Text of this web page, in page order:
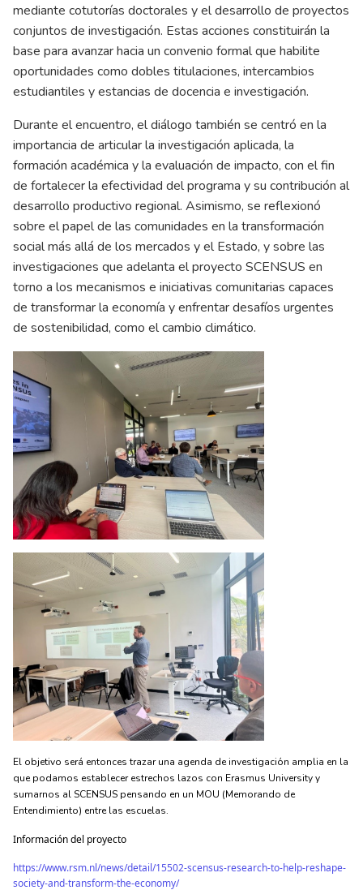
mediante cotutorías doctorales y el desarrollo de proyectos
conjuntos de investigación. Estas acciones constituirán la
base para avanzar hacia un convenio formal que habilite
oportunidades como dobles titulaciones, intercambios
estudiantiles y estancias de docencia e investigación.
Durante el encuentro, el diálogo también se centró en la
importancia de articular la investigación aplicada, la
formación académica y la evaluación de impacto, con el fin
de fortalecer la efectividad del programa y su contribución al
desarrollo productivo regional. Asimismo, se reflexionó
sobre el papel de las comunidades en la transformación
social más allá de los mercados y el Estado, y sobre las
investigaciones que adelanta el proyecto SCENSUS en
torno a los mecanismos e iniciativas comunitarias capaces
de transformar la economía y enfrentar desafíos urgentes
de sostenibilidad, como el cambio climático.
El objetivo será entonces trazar una agenda de investigación amplia en la
que podamos establecer estrechos lazos con Erasmus University y
sumarnos al SCENSUS pensando en un MOU (Memorando de
Entendimiento) entre las escuelas.
Información del proyecto
https://www.rsm.nl/news/detail/15502-scensus-research-to-help-reshape-
society-and-transform-the-economy/